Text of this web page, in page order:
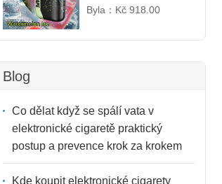
Byla： Kč 918.00
Blog
Co dělat když se spálí vata v
elektronické cigaretě praktický
postup a prevence krok za krokem
Kde koupit elektronické cigarety